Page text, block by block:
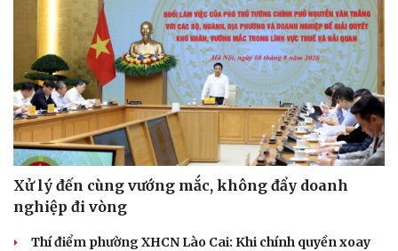
eSports
Hậu trường
Xử lý đến cùng vướng mắc, không đẩy doanh
nghiệp đi vòng
Thí điểm phường XHCN Lào Cai: Khi chính quyền xoay